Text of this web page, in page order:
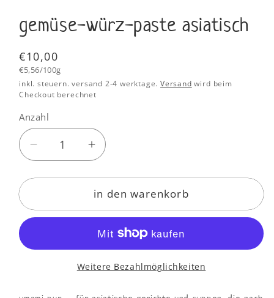
gemüse-würz-paste asiatisch
Normaler
Preis
€10,00
Grundpreis
€5,56/100g
inkl. steuern. versand 2-4 werktage.Versand wird beim
Checkout berechnet
Anzahl
Anzahl
Verringere
die
Menge
gemüse-
asiatisch
Erhöhe
die
Menge
für
gemüse-
paste
asiatisch
in den warenkorb
Weitere Bezahlmöglichkeiten